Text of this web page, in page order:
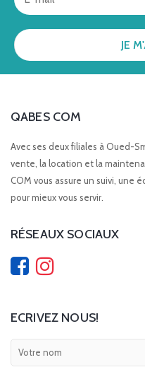
QABES COM
Avec ses deux filiales à Oued-
vente, la location et la
COM vous assure un suivi, une
pour mieux vous servir.
RÉSEAUX SOCIAUX
ECRIVEZ NOUS!